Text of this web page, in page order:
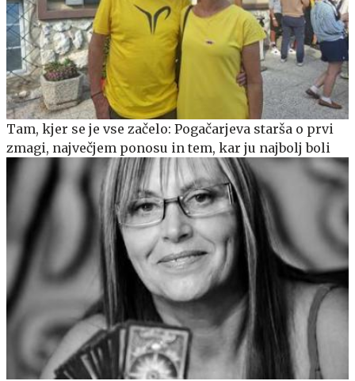
Tam, kjer se je vse začelo: Pogačarjeva starša o prvi
zmagi, največjem ponosu in tem, kar ju najbolj boli